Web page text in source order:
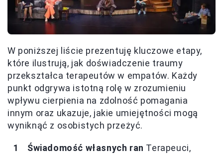
W poniższej liście prezentuję kluczowe etapy,
które ilustrują, jak doświadczenie traumy
przekształca terapeutów w empatów. Każdy
punkt odgrywa istotną rolę w zrozumieniu
wpływu cierpienia na zdolność pomagania
innym oraz ukazuje, jakie umiejętności mogą
wyniknąć z osobistych przeżyć.
Świadomość własnych ran Terapeuci,